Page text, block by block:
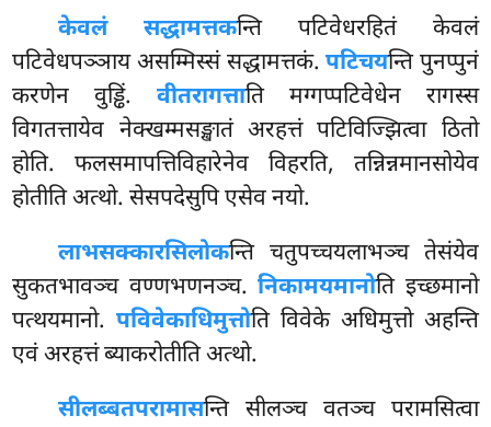
केवलं सद्धामत्तकन्ति पटिवेधरहितं केवलं
पटिवेधपञ्ञाय असम्मिस्सं सद्धामत्तकं.पटिचयन्ति पुनप्पुनं
करणेन वुड्ढिं. वीतरागत्ताति मग्गप्पटिवेधेन रागस्स
विगतत्तायेव नेक्खम्मसङ्खातं अरहत्तं पटिविज्झित्वा ठितो
होति. फलसमापत्तिविहारेनेव विहरति, तन्निन्नमानसोयेव
होतीति अत्थो. सेसपदेसुपि एसेव नयो.
लाभसक्कारसिलोकन्ति चतुपच्चयलाभञ्च तेसंयेव
सुकतभावञ्च वण्णभणनञ्च.निकामयमानोति इच्छमानो
पत्थयमानो.पविवेकाधिमुत्तोति विवेके अधिमुत्तो अहन्ति
एवं अरहत्तं ब्याकरोतीति अत्थो.
सीलब्बतपरामासन्ति सीलञ्च वतञ्च परामसित्वा